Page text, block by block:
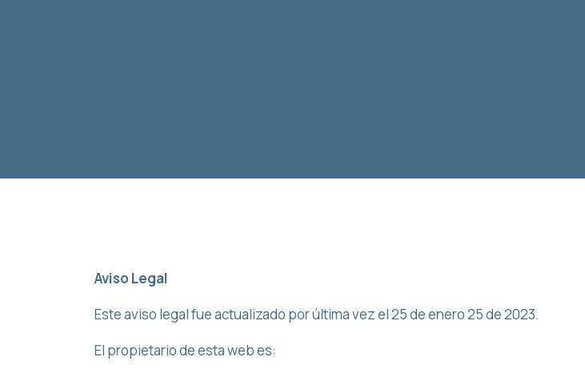
Aviso Legal
Este aviso legal fue actualizado por última vez el 25 de enero 25 de 2023.
El propietario de esta web es: